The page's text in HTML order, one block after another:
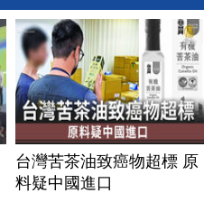
台灣苦茶油致癌物超標 原
料疑中國進口